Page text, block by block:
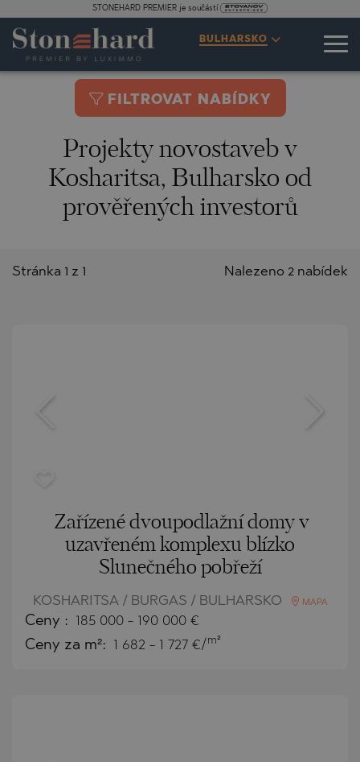
STONEHARD PREMIER je součástí
BULHARSKO
FILTROVAT NABÍDKY
Projekty novostaveb v
Kosharitsa, Bulharsko od
prověřených investorů
Nalezeno 2 nabídek
Stránka 1 z 1
Zařízené dvoupodlažní domy v
uzavřeném komplexu blízko
Slunečného pobřeží
KOSHARITSA / BURGAS / BULHARSKO MAPA
Ceny : 185 000 - 190 000 €
Ceny za m²: 1 682 - 1 727 €/ m²